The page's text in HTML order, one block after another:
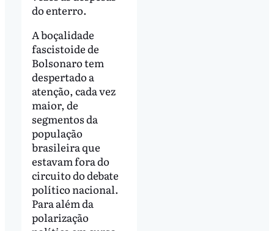
do enterro.
A boçalidade
fascistoide de
Bolsonaro tem
despertado a
atenção, cada vez
maior, de
segmentos da
população
brasileira que
estavam fora do
circuito do debate
político nacional.
Para além da
polarização